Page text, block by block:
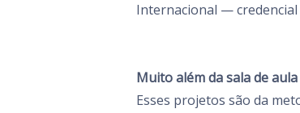
Internacional — credencial
Muito além da sala de aula
Esses projetos são da